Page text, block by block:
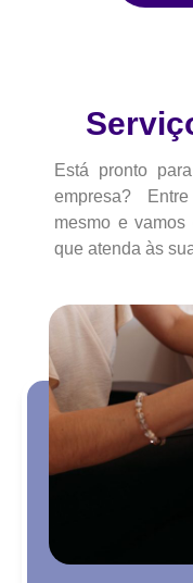
Está pronto
empresa?
mesmo e vamos
que atenda às